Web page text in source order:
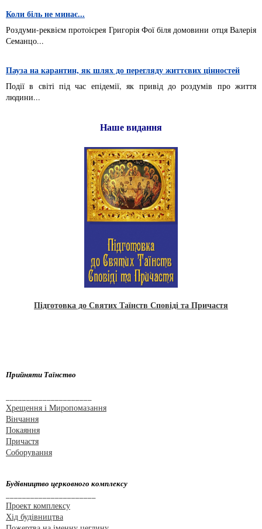
Коли біль не минає...
Роздуми-реквієм протоієрея Григорія Фої біля домовини отця Валерія
Семанцо...
Пауза на карантин, як шлях до перегляду життєвих цінностей
Події в світі під час епідемії, як привід до роздумів про життя
людини...
Наше видання
Підготовка до Святих Таїнств Сповіді та Причастя
Прийняти Таїнство
Хрещення і Миропомазання
Вінчання
Покаяння
Причастя
Соборування
Будівництво церковного комплексу
Проект комплексу
Хід будівництва